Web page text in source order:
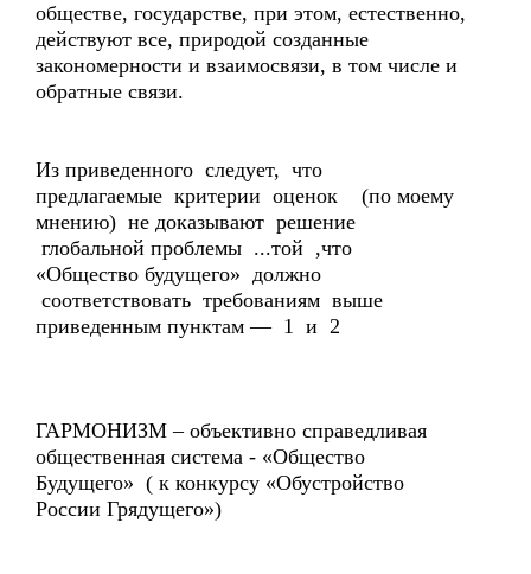
обществе, государстве, при этом, естественно,
действуют все, природой созданные
закономерности и взаимосвязи, в том числе и
обратные связи.
Из приведенного следует, что
предлагаемые критерии оценок (по моему
мнению) не доказывают решение
глобальной проблемы ...той ,что
«Общество будущего» должно
соответствовать требованиям выше
приведенным пунктам — 1 и 2
ГАРМОНИЗМ – объективно справедливая
общественная система - «Общество
Будущего» ( к конкурсу «Обустройство
России Грядущего»)